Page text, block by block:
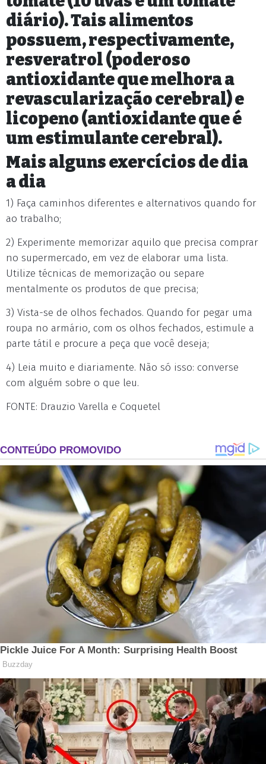
diário). Tais alimentos
possuem, respectivamente,
resveratrol (poderoso
antioxidante que melhora a
revascularização cerebral) e
licopeno (antioxidante que é
um estimulante cerebral).
Mais alguns exercícios de dia
a dia
1) Faça caminhos diferentes e alternativos quando for
ao trabalho;
2) Experimente memorizar aquilo que precisa comprar
no supermercado, em vez de elaborar uma lista.
Utilize técnicas de memorização ou separe
mentalmente os produtos de que precisa;
3) Vista-se de olhos fechados. Quando for pegar uma
roupa no armário, com os olhos fechados, estimule a
parte tátil e procure a peça que você deseja;
4) Leia muito e diariamente. Não só isso: converse
com alguém sobre o que leu.
FONTE: Drauzio Varella e Coquetel